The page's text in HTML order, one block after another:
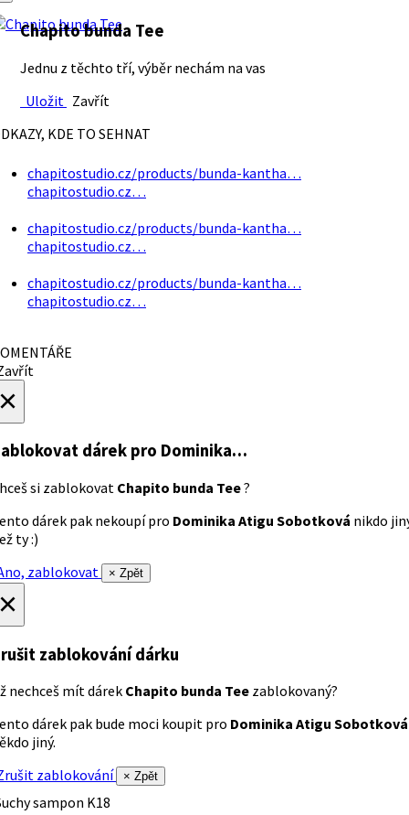
Chapito bunda Tee
Jednu z těchto tří, výběr nechám na vas
Uložit Zavřít
KDE TO SEHNAT
chapitostudio.cz/products/bunda-kantha…
chapitostudio.cz…
chapitostudio.cz/products/bunda-kantha…
chapitostudio.cz…
chapitostudio.cz/products/bunda-kantha…
chapitostudio.cz…
dárek pro Dominika…
si zablokovat Chapito bunda Tee?
dárek pak nekoupí pro Dominika Atigu Sobotková nikdo
ty :)
zablokovat
× Zpět
zablokování dárku
nechceš mít dárek Chapito bunda Tee zablokovaný?
dárek pak bude moci koupit pro Dominika Atigu Sobotková
jiný.
zablokování
× Zpět